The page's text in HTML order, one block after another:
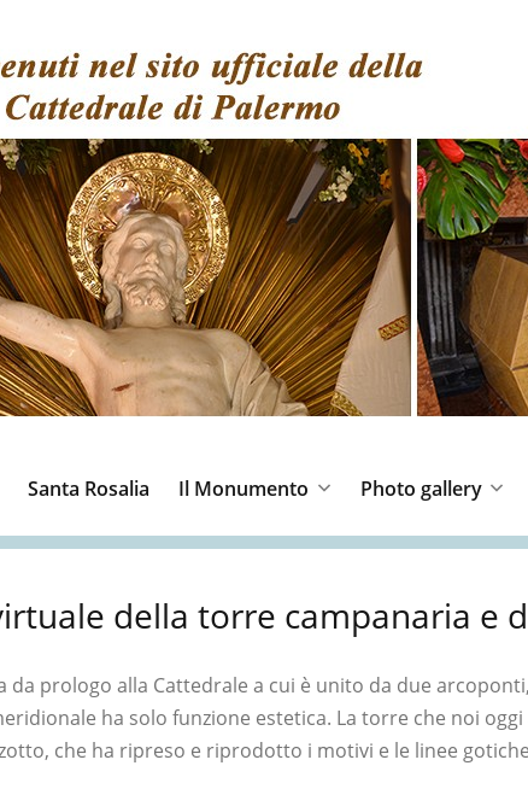
Santa Rosalia Il Monumento Photo gallery
della torre campanaria e
prologo alla Cattedrale a cui è unito da due
ha solo funzione estetica. La torre che noi
che ha ripreso e riprodotto i motivi e le linee